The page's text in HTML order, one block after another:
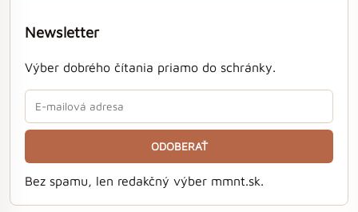
Newsletter
Výber dobrého čítania priamo do schránky.
ODOBERAŤ
Bez spamu, len redakčný výber mmnt.sk.